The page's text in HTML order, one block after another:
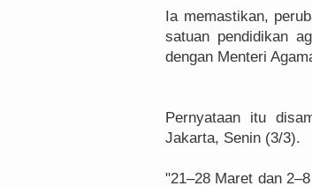
Ia memastikan,
satuan pendidikan
dengan Menteri
Pernyataan itu
Jakarta, Senin (3/3).
"21–28 Maret dan